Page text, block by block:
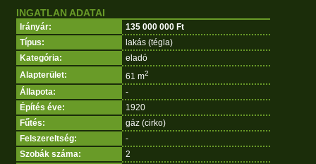
INGATLAN ADATAI
Irányár:
135 000 000 Ft
Típus:
lakás (tégla)
Kategória:
eladó
Alapterület:
61 m2
Állapota:
-
Építés éve:
1920
Fűtés:
gáz (cirko)
Felszereltség:
-
Szobák száma:
2